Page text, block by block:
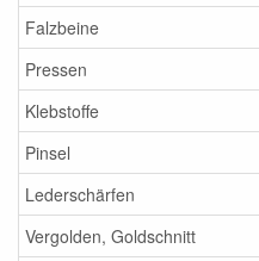
Falzbeine
Pressen
Klebstoffe
Pinsel
Lederschärfen
Vergolden, Goldschnitt